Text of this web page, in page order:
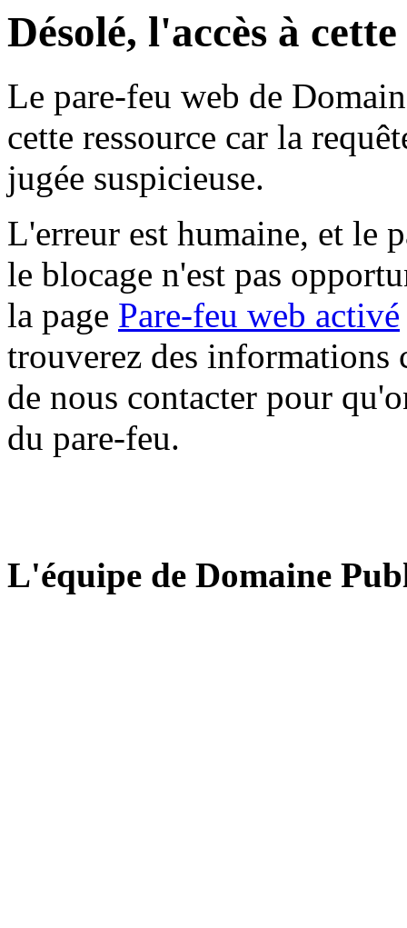
Désolé, l'accès à
Le pare-feu web de
cette ressource car la
jugée suspicieuse.
L'erreur est humaine, et le
le blocage n'est pas
la page Pare-feu web activé
trouverez des informations
de nous contacter pour
du pare-feu.
L'équipe de Domaine